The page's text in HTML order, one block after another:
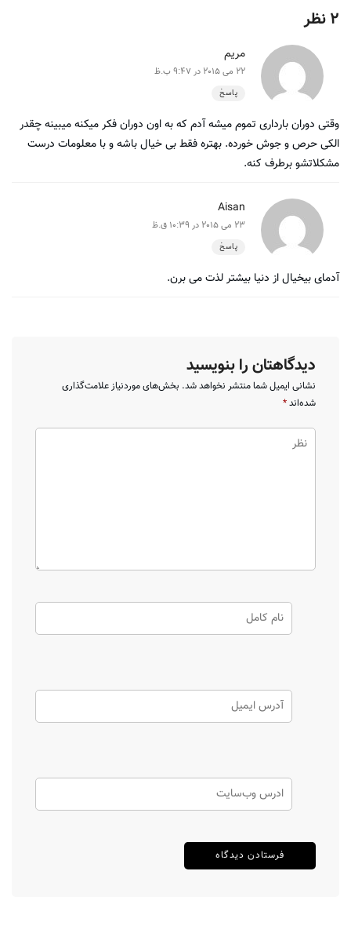
2 نظر
مریم
22 می 2015 در 9:47 ب.ظ
پاسخ
وقتی دوران بارداری تموم میشه آدم که به اون دوران فکر میکنه میبینه چقدر
الکی حرص و جوش خورده. بهتره فقط بی خیال باشه و با معلومات درست
مشکلاتشو برطرف کنه.
Aisan
23 می 2015 در 10:39 ق.ظ
پاسخ
آدمای بیخیال از دنیا بیشتر لذت می برن.
دیدگاهتان را بنویسید
نشانی ایمیل شما منتشر نخواهد شد. بخش‌های موردنیاز علامت‌گذاری
شده‌اند*